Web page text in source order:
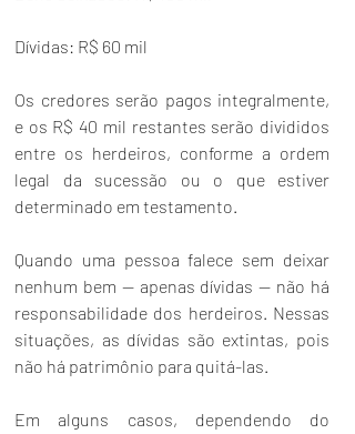
Dívidas: R$ 60 mil
Os credores serão pagos integralmente,
e os R$ 40 mil restantes serão divididos
entre os herdeiros, conforme a ordem
legal da sucessão ou o que estiver
determinado em testamento.
Quando uma pessoa falece sem deixar
nenhum bem — apenas dívidas — não há
responsabilidade dos herdeiros. Nessas
situações, as dívidas são extintas, pois
não há patrimônio para quitá-las.
Em alguns casos, dependendo do